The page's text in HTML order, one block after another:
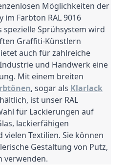
Möglichkeiten der
im Farbton RAL 9016
spezielle Sprühsystem wird
Graffiti-Künstlern
auch für zahlreiche
und Handwerk eine
Mit einem breiten
, sogar als Klarlack
ist unser RAL
für Lackierungen auf
lackierfähigen
Textilien. Sie können
Gestaltung von Putz,
verwenden.